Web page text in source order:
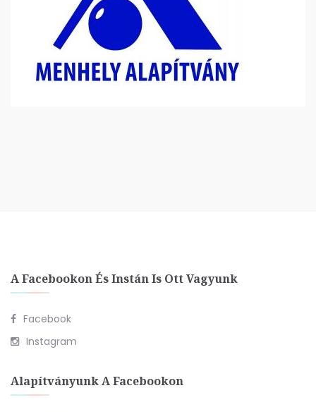
A Facebookon És Instán Is Ott Vagyunk
Facebook
Instagram
Alapítványunk A Facebookon